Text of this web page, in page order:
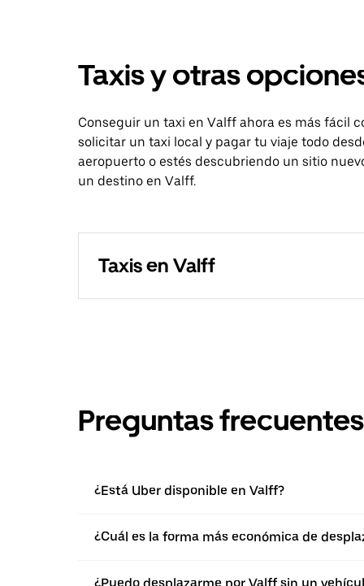
Taxis y otras
Conseguir un taxi en Valff ahora es más fácil
solicitar un taxi local y pagar tu viaje todo
aeropuerto o estés descubriendo un sitio
un destino en Valff.
Taxis en Valff
Preguntas frecuentes
¿Está Uber disponible en Valff?
¿Cuál es la forma más económica de